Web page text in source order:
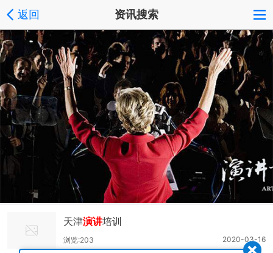
返回 资讯搜索
天津演讲培训
2020-03-16
浏览:203